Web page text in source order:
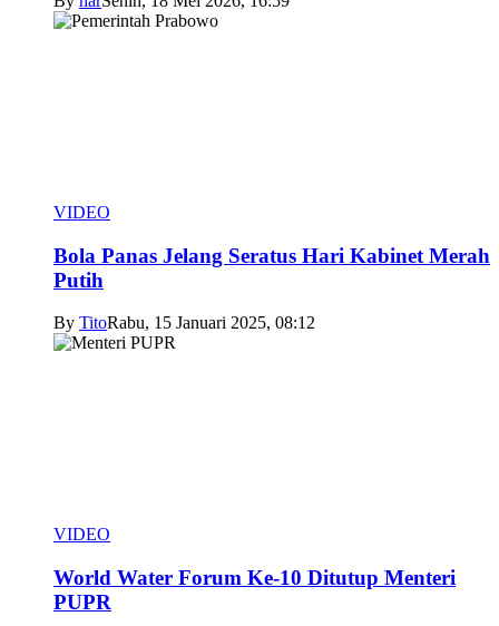
VIDEO
Bola Panas Jelang Seratus Hari Kabinet Merah
Putih
By TitoRabu, 15 Januari 2025, 08:12
VIDEO
World Water Forum Ke-10 Ditutup Menteri
PUPR